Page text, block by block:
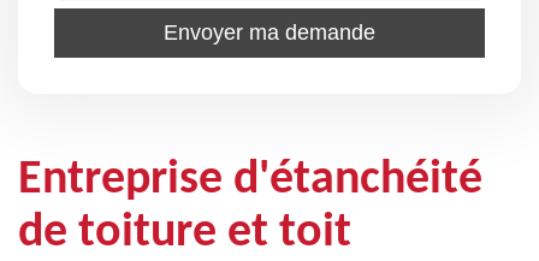
Entreprise d'étanchéité
de toiture et toit